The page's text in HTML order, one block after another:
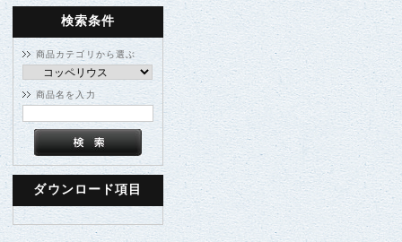
検索条件
商品カテゴリから選ぶ
商品名を入力
ダウンロード項目